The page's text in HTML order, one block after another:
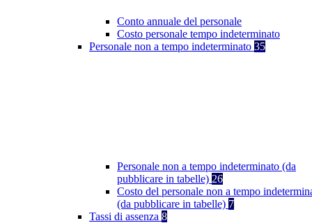
Conto annuale del personale
Costo personale tempo indeterminato
Personale non a tempo indeterminato 35
Personale non a tempo indeterminato (da
pubblicare in tabelle) 26
Costo del personale non a tempo
(da pubblicare in tabelle) 7
Tassi di assenza 8